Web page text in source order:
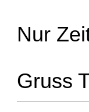
Nur
Gruss